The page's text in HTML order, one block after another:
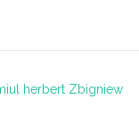
herbert Zbigniew